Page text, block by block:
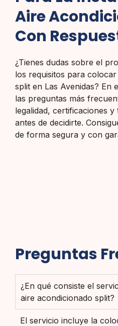
Aire
Con
¿Tienes dudas sobre el
los requisitos para
split en Las Avenidas? En
las preguntas más
legalidad, certificaciones
antes de decidirte.
de forma segura y con
Preguntas
¿En qué consiste el
aire acondicionado split?
El servicio incluye la